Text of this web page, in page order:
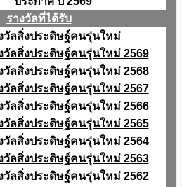
รางวัลที่ได้รับ
วัลสิ่งประดิษฐ์คนรุ่นใหม่
วัลสิ่งประดิษฐ์คนรุ่นใหม่ 2569
วัลสิ่งประดิษฐ์คนรุ่นใหม่ 2568
วัลสิ่งประดิษฐ์คนรุ่นใหม่ 2567
วัลสิ่งประดิษฐ์คนรุ่นใหม่ 2566
วัลสิ่งประดิษฐ์คนรุ่นใหม่ 2565
วัลสิ่งประดิษฐ์คนรุ่นใหม่ 2564
วัลสิ่งประดิษฐ์คนรุ่นใหม่ 2563
วัลสิ่งประดิษฐ์คนรุ่นใหม่ 2562